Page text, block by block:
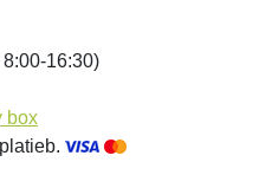
16:30)
box